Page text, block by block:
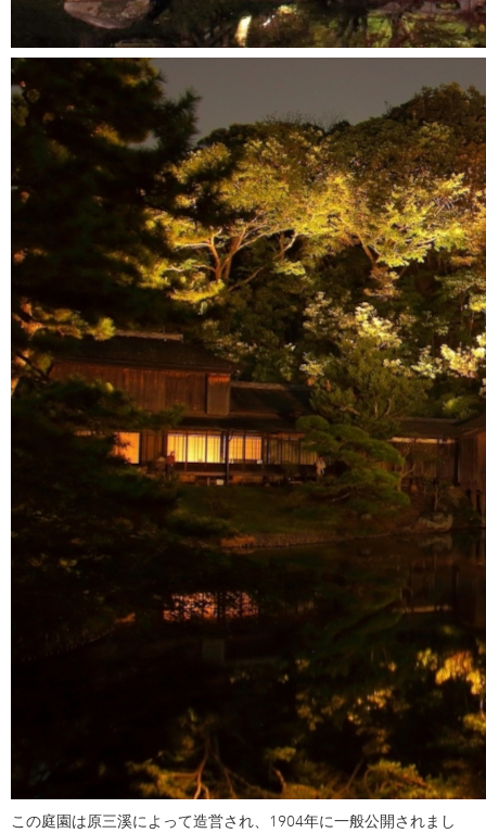
この庭園は原三溪によって造営され、1904年に一般公開されまし